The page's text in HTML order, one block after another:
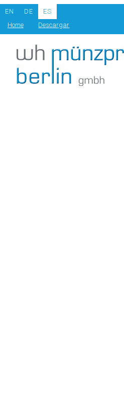
EN DE
ES
Home
Descargar